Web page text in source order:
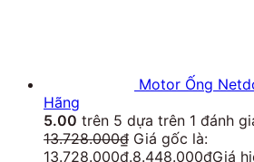
Motor Ống
Hãng
5.00 trên 5 dựa trên 1 đánh
13.728.000₫ Giá gốc là:
13.728.000₫.8.448.000₫Giá